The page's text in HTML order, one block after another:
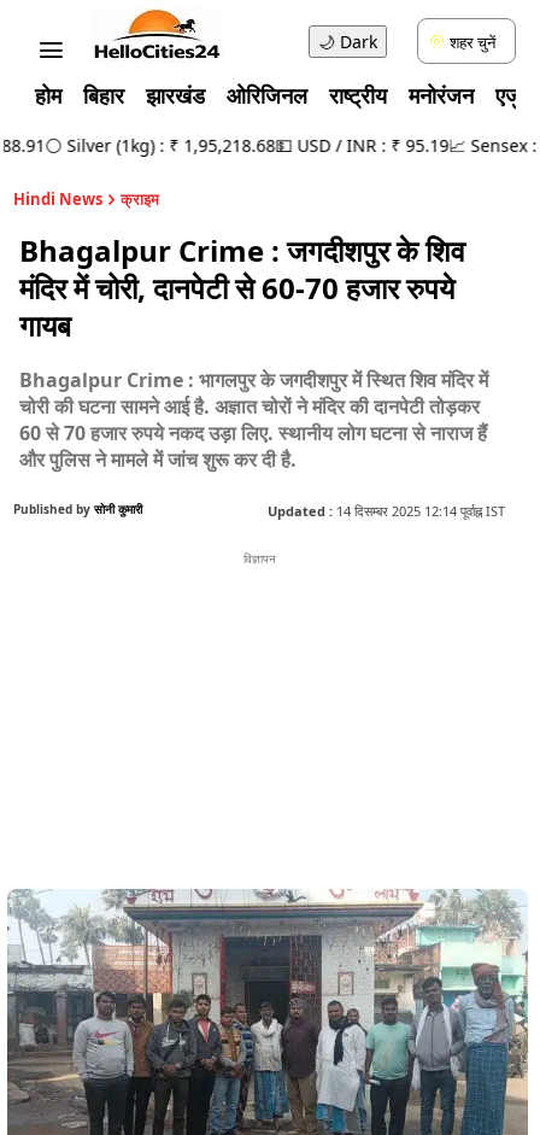
🌙 Dark शहर चुनें
होम बिहार झारखंड ओरिजिनल राष्ट्रीय मनोरंजन
⚪ Silver (1kg) : ₹ 1,95,218.68💵 USD / INR : ₹ 95.19📈 Sensex :
Hindi News क्राइम
Bhagalpur Crime : जगदीशपुर के शिव
मंदिर में चोरी, दानपेटी से 60-70 हजार रुपये
गायब
Bhagalpur Crime : भागलपुर के जगदीशपुर में स्थित शिव मंदिर में
चोरी की घटना सामने आई है. अज्ञात चोरों ने मंदिर की दानपेटी तोड़कर
60 से 70 हजार रुपये नकद उड़ा लिए. स्थानीय लोग घटना से नाराज हैं
और पुलिस ने मामले में जांच शुरू कर दी है.
Published by सोनी कुमारी Updated : 14 दिसम्बर 2025 12:14 पूर्वाह्न IST
विज्ञापन